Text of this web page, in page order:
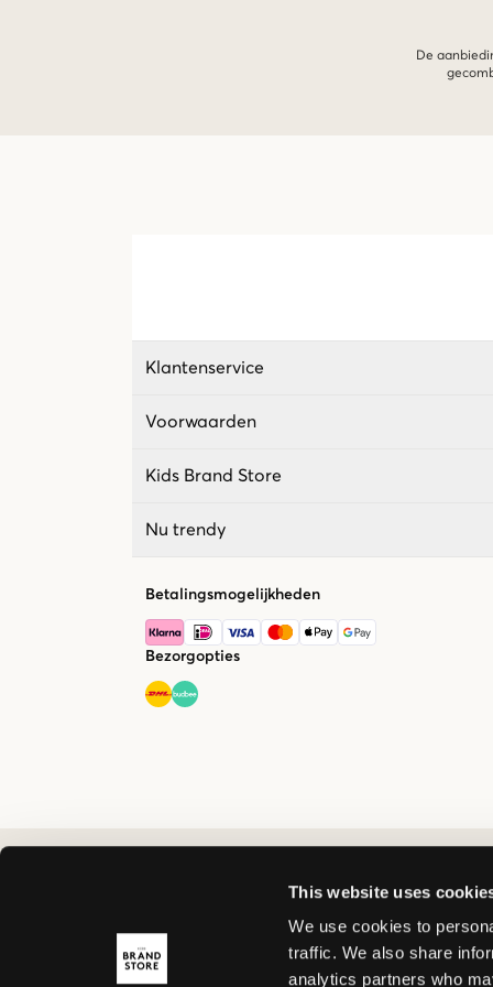
This website uses
We use cookies to
traffic. We also share
analytics partners who
De
Klantenservice
Voorwaarden
Kids Brand Store
Nu trendy
Betalingsmogelijkheden
Bezorgopties